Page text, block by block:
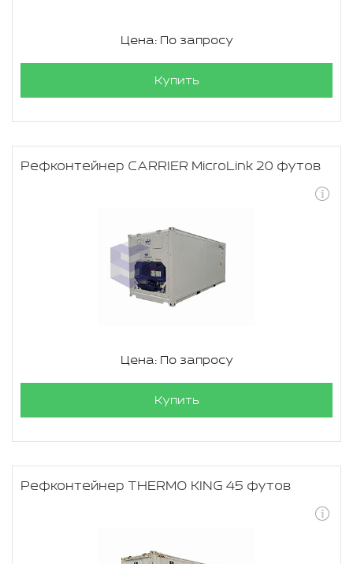
Цена: По запросу
Купить
Рефконтейнер CARRIER MicroLink 20 футов
Цена: По запросу
Купить
Рефконтейнер THERMO KING 45 футов